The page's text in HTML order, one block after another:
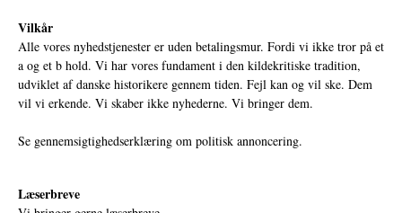
Vilkår
Alle vores nyhedstjenester er uden betalingsmur. Fordi vi ikke tror på et
a og et b hold. Vi har vores fundament i den kildekritiske tradition,
udviklet af danske historikere gennem tiden. Fejl kan og vil ske. Dem
vil vi erkende. Vi skaber ikke nyhederne. Vi bringer dem.
Se gennemsigtighedserklæring om politisk annoncering.
Læserbreve